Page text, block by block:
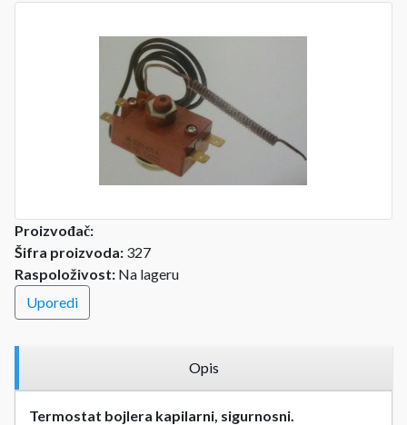
Proizvođač:
Šifra proizvoda: 327
Raspoloživost: Na lageru
Uporedi
Opis
Termostat bojlera kapilarni, sigurnosni.